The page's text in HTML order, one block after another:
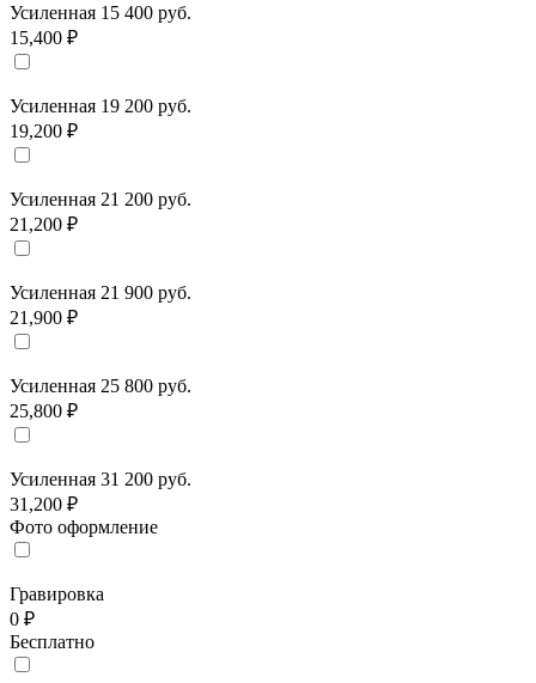
Усиленная 15 400 руб.
15,400 ₽
Усиленная 19 200 руб.
19,200 ₽
Усиленная 21 200 руб.
21,200 ₽
Усиленная 21 900 руб.
21,900 ₽
Усиленная 25 800 руб.
25,800 ₽
Усиленная 31 200 руб.
31,200 ₽
Фото оформление
Гравировка
0 ₽
Бесплатно